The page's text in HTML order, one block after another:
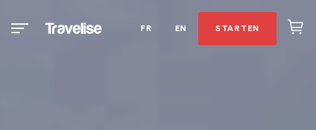
FR EN STARTEN